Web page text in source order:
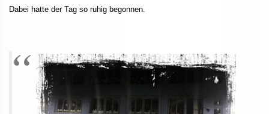
Dabei hatte der Tag so ruhig begonnen.